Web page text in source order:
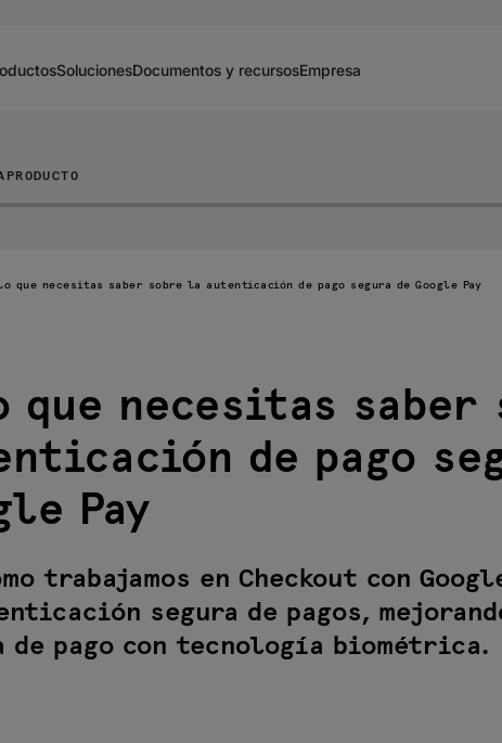
SolucionesDocumentos y recursosEmpresa
PRODUCTO
que necesitas saber sobre la autenticación de pago segura de Google Pay
que necesitas saber
de pago
Pay
trabajamos en Checkout con
segura de pagos,
de pago con tecnología biométrica.